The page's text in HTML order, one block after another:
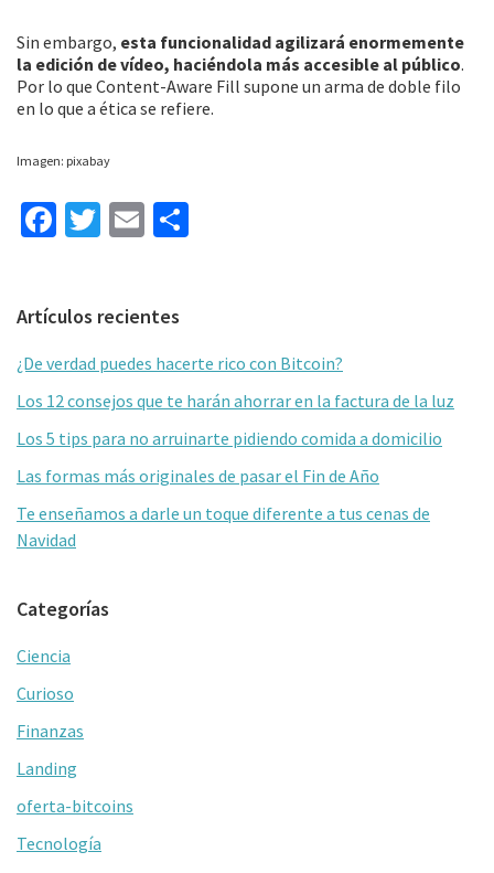
Sin embargo, esta funcionalidad agilizará enormemente
la edición de vídeo, haciéndola más accesible al público.
Por lo que Content-Aware Fill supone un arma de doble filo
en lo que a ética se refiere.
Imagen: pixabay
Fa
o
o
k
T
er
E
l
ar
tir
Barra
lateral
primaria
Artículos recientes
¿De verdad puedes hacerte rico con Bitcoin?
Los 12 consejos que te harán ahorrar en la factura de la luz
Los 5 tips para no arruinarte pidiendo comida a domicilio
Las formas más originales de pasar el Fin de Año
Te enseñamos a darle un toque diferente a tus cenas de
Navidad
Categorías
Ciencia
Curioso
Finanzas
Landing
oferta-bitcoins
Tecnología